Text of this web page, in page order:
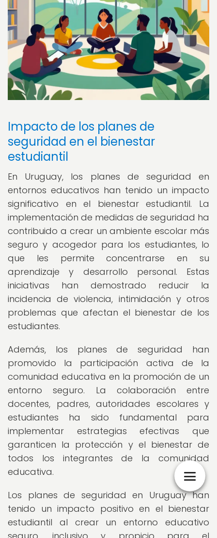
Impacto de los planes de
seguridad en el bienestar
estudiantil
En Uruguay, los planes de seguridad en
entornos educativos han tenido un impacto
significativo en el bienestar estudiantil. La
implementación de medidas de seguridad ha
contribuido a crear un ambiente escolar más
seguro y acogedor para los estudiantes, lo
que les permite concentrarse en su
aprendizaje y desarrollo personal. Estas
iniciativas han demostrado reducir la
incidencia de violencia, intimidación y otros
problemas que afectan el bienestar de los
estudiantes.
Además, los planes de seguridad han
promovido la participación activa de la
comunidad educativa en la promoción de un
entorno seguro. La colaboración entre
docentes, padres, autoridades escolares y
estudiantes ha sido fundamental para
implementar estrategias efectivas que
garanticen la protección y el bienestar de
todos los integrantes de la comunidad
educativa.
Los planes de seguridad en Uruguay han
tenido un impacto positivo en el bienestar
estudiantil al crear un entorno educativo